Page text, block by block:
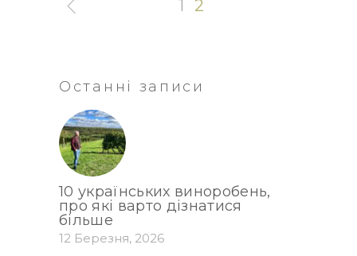
1 2
Останні записи
10 українських виноробень,
про які варто дізнатися
більше
12 Березня, 2026